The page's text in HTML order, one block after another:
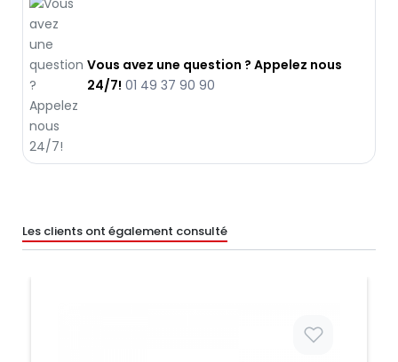
Vous avez une question ? Appelez nous
24/7! 01 49 37 90 90
Les clients ont également consulté